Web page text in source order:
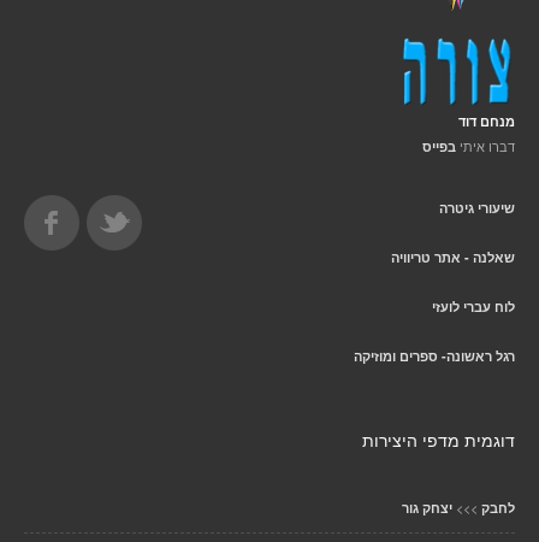
מנחם דוד
דברו איתי בפייס
שיעורי גיטרה
שאלנה - אתר טריוויה
לוח עברי לועזי
רגל ראשונה- ספרים ומוזיקה
דוגמית מדפי היצירות
לחבק >>> יצחק גור